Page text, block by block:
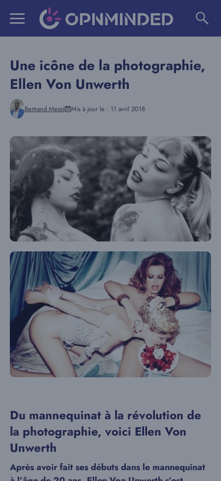
Une icône de la photographie,
Ellen Von Unwerth
Bertrand Messi Mis à jour le : 11 avril 2018
Du mannequinat à la révolution de
la photographie, voici Ellen Von
Unwerth
Après avoir fait ses débuts dans le mannequinat